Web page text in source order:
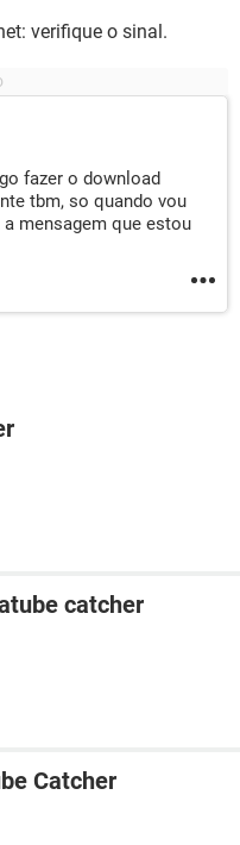
verifique o sinal.
fazer o download
tbm, so quando vou
mensagem que estou
catcher
Catcher